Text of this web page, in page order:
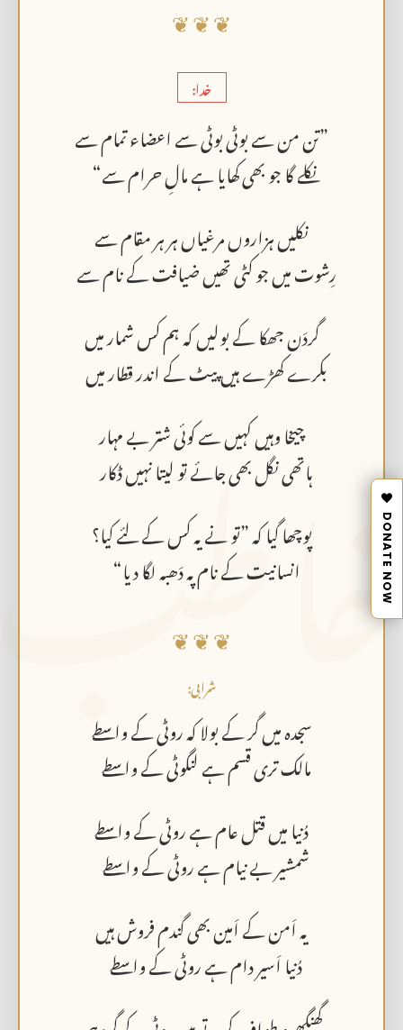
❦ ❦ ❦
خدا:
”تن من سے بوٹی بوٹی سے اعضاء تمام سے
نکلے گا جو بھی کھایا ہے مالِ حرام سے“
نکلیں ہزاروں مرغیاں ہر ہر مقام سے
رِشوت میں جو کٹی تھیں ضیافت کے نام سے
گردَن جھکا کے بولیں کہ ہم کس شمار میں
بکرے کھڑے ہیں پیٹ کے اندر قطار میں
چیخا وہیں کہیں سے کوئی شتر بے مہار
ہاتھی نگل بھی جائے تو لیتا نہیں ڈکار
پوچھا گیا کہ ”تو نے یہ کس کے لئے کیا؟
انسانیت کے نام پہ دَھبہ لگا دیا“
❦ ❦ ❦
شرابی:
سجدہ میں گر کے بولا کہ روٹی کے واسطے
مالک تری قسم ہے لنگوٹی کے واسطے
دُنیا میں قتل عام ہے روٹی کے واسطے
شمشیر بے نیام ہے روٹی کے واسطے
یہ اَمن کے اَمین بھی گندم فروش ہیں
دُنیا اَسیر دام ہے روٹی کے واسطے
DONATE NOW